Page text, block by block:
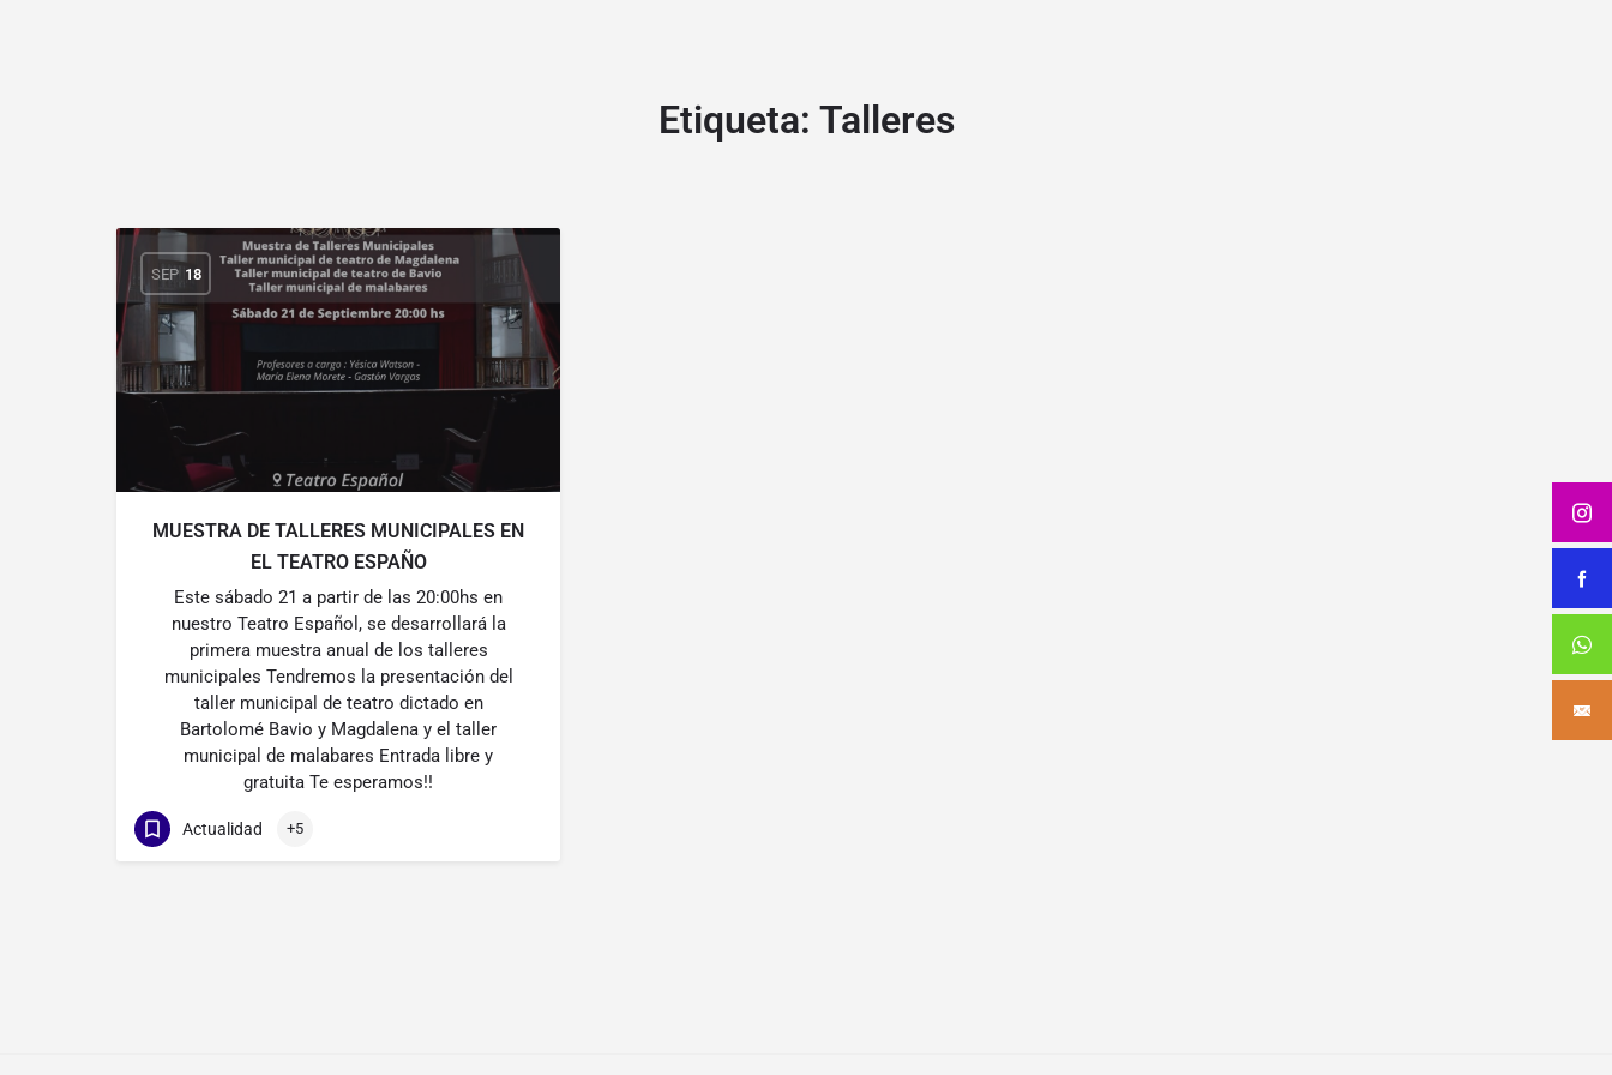
Etiqueta: Talleres
SEP 18
MUESTRA DE TALLERES MUNICIPALES EN
EL TEATRO ESPAÑO
Este sábado 21 a partir de las 20:00hs en
nuestro Teatro Español, se desarrollará la
primera muestra anual de los talleres
municipales Tendremos la presentación del
taller municipal de teatro dictado en
Bartolomé Bavio y Magdalena y el taller
municipal de malabares Entrada libre y
gratuita Te esperamos!!
Actualidad +5